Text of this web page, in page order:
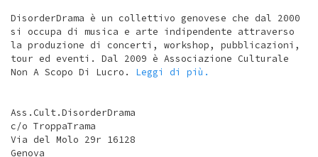
DisorderDrama è un collettivo genovese che dal 2000
si occupa di musica e arte indipendente attraverso
la produzione di concerti, workshop, pubblicazioni,
tour ed eventi. Dal 2009 è Associazione Culturale
Non A Scopo Di Lucro. Leggi di più.
Ass.Cult.DisorderDrama
c/o TroppaTrama
Via del Molo 29r 16128
Genova